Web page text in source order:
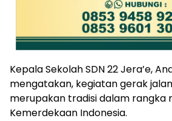
Kepala Sekolah SDN 22 Jera’e,
mengatakan, kegiatan gerak
merupakan tradisi dalam rangka
Kemerdekaan Indonesia.